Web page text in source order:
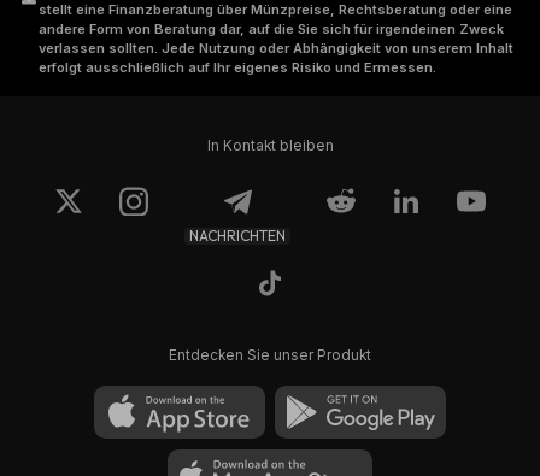
stellt eine Finanzberatung über Münzpreise, Rechtsberatung oder eine
andere Form von Beratung dar, auf die Sie sich für irgendeinen Zweck
verlassen sollten. Jede Nutzung oder Abhängigkeit von unserem Inhalt
erfolgt ausschließlich auf Ihr eigenes Risiko und Ermessen.
In Kontakt bleiben
NACHRICHTEN
Entdecken Sie unser Produkt